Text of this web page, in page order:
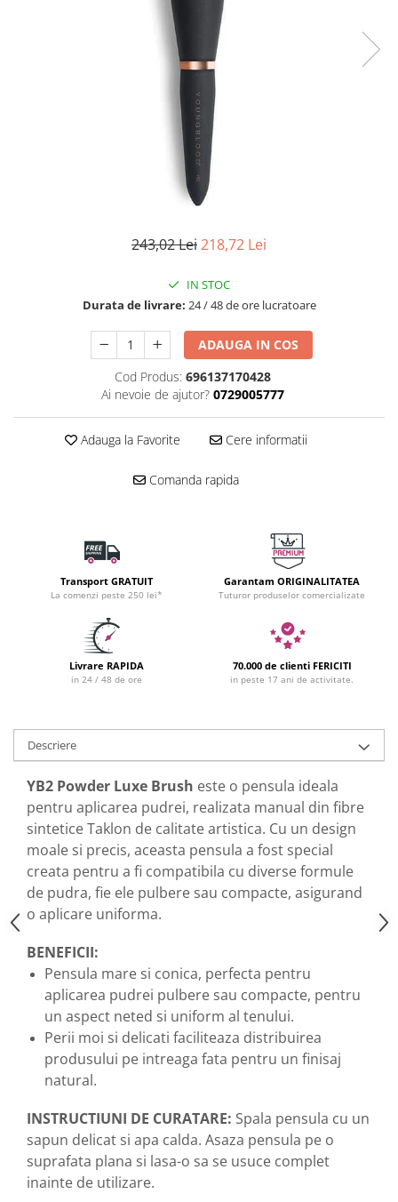
Pensule Profesionale
PALETE PROFESIONALE
243,02 Lei218,72 Lei
IN STOC
Durata de livrare: 24 / 48 de ore lucratoare
ADAUGA IN COS
Cod Produs: 696137170428
Ai nevoie de ajutor? 0729005777
Adauga la Favorite Cere informatii
Comanda rapida
Transport GRATUIT
La comenzi peste 250 lei*
Garantam ORIGINALITATEA
Tuturor produselor comercializate
Livrare RAPIDA
in 24 / 48 de ore
70.000 de clienti FERICITI
in peste 17 ani de activitate.
Descriere
YB2 Powder Luxe Brush este o pensula ideala
pentru aplicarea pudrei, realizata manual din fibre
sintetice Taklon de calitate artistica. Cu un design
moale si precis, aceasta pensula a fost special
creata pentru a fi compatibila cu diverse formule
de pudra, fie ele pulbere sau compacte, asigurand
o aplicare uniforma.
BENEFICII:
Pensula mare si conica, perfecta pentru
aplicarea pudrei pulbere sau compacte, pentru
un aspect neted si uniform al tenului.
Perii moi si delicati faciliteaza distribuirea
produsului pe intreaga fata pentru un finisaj
natural.
INSTRUCTIUNI DE CURATARE: Spala pensula cu un
sapun delicat si apa calda. Asaza pensula pe o
suprafata plana si lasa-o sa se usuce complet
inainte de utilizare.